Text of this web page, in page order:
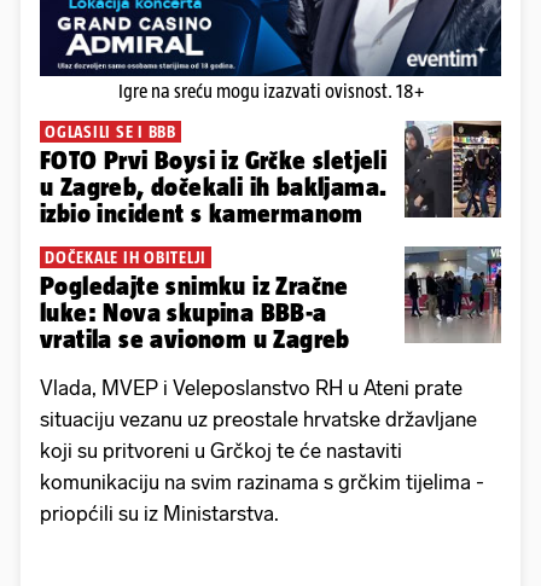
Igre na sreću mogu izazvati ovisnost. 18+
OGLASILI SE I BBB
FOTO Prvi Boysi iz Grčke sletjeli
u Zagreb, dočekali ih bakljama.
izbio incident s kamermanom
DOČEKALE IH OBITELJI
Pogledajte snimku iz Zračne
luke: Nova skupina BBB-a
vratila se avionom u Zagreb
Vlada, MVEP i Veleposlanstvo RH u Ateni prate
situaciju vezanu uz preostale hrvatske državljane
koji su pritvoreni u Grčkoj te će nastaviti
komunikaciju na svim razinama s grčkim tijelima -
priopćili su iz Ministarstva.